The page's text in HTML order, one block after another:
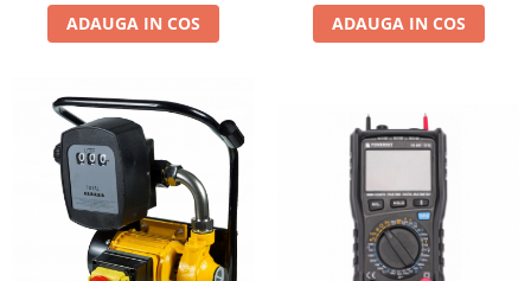
ADAUGA IN COS ADAUGA IN COS